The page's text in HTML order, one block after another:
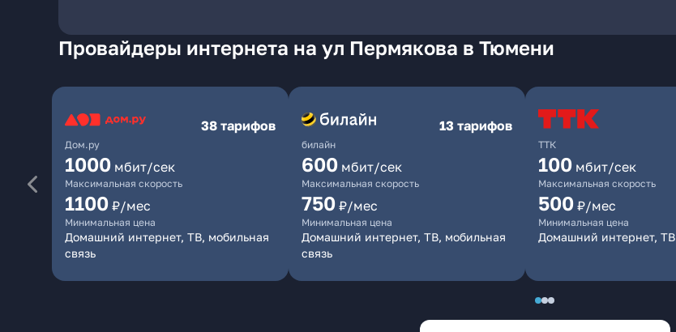
Провайдеры интернета на ул Пермякова в Тюмени
Дом.ру
38 тарифов
1000 мбит/сек
Максимальная скорость
1100 ₽/мес
Минимальная цена
Домашний интернет, ТВ, мобильная
связь
билайн
13 тарифов
600 мбит/сек
Максимальная скорость
750 ₽/мес
Минимальная цена
Домашний интернет, ТВ, мобильная
связь
ТТК
100 мбит/сек
Максимальная скорость
500 ₽/мес
Минимальная цена
Домашний интернет, ТВ